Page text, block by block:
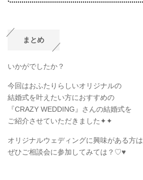
まとめ
いかがでしたか？
今回はおふたりらしいオリジナルの
結婚式を叶えたい方におすすめの
『CRAZY WEDDING』さんの結婚式を
ご紹介させていただきました✦✦
オリジナルウェディングに興味がある方は
ぜひご相談会に参加してみては？♡♥